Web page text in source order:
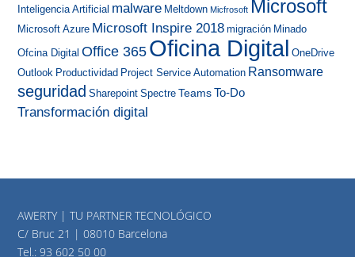
Inteligencia Artificial malware Meltdown Micfrosoft Microsoft
Microsoft Azure Microsoft Inspire 2018 migración Minado
Ofcina Digital Office 365 Oficina Digital OneDrive
Outlook Productividad Project Service Automation Ransomware
seguridad Sharepoint Spectre Teams To-Do
Transformación digital
AWERTY | TU PARTNER TECNOLÓGICO
C/ Bruc 21 | 08010 Barcelona
Tel.:93 602 50 00